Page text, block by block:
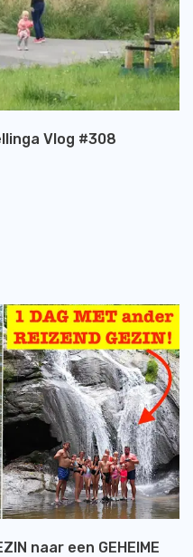
Vlog #308
naar een GEHEIME